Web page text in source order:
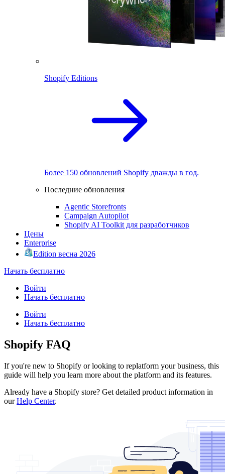
Shopify Editions
Более 150 обновлений Shopify дважды в год.
Последние обновления
Agentic Storefronts
Campaign Autopilot
Shopify AI Toolkit для разработчиков
Цены
Enterprise
Edition весна 2026
Начать бесплатно
Войти
Начать бесплатно
Войти
Начать бесплатно
Shopify FAQ
If you're new to Shopify or looking to replatform your business, this
guide will help you learn more about the platform and its features.
Already have a Shopify store? Get detailed product information in
ourHelp Center.